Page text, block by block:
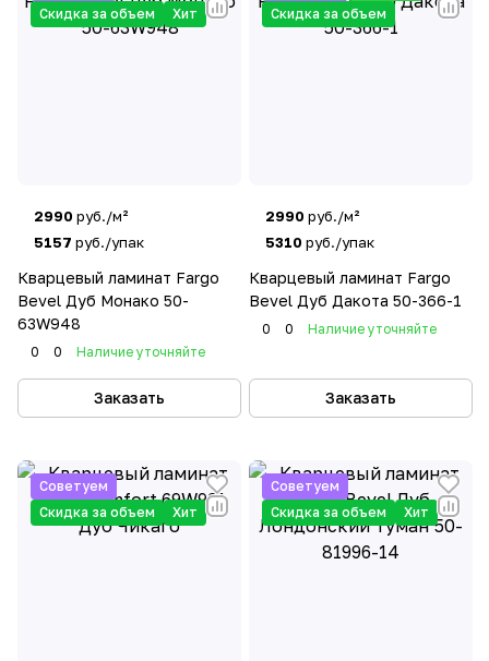
Скидка за объем
Хит
2990 руб./м²
5157 руб./упак
Кварцевый ламинат Fargo
Bevel Дуб Монако 50-
63W948
0 0 Наличие уточняйте
Заказать
Скидка за объем
2990 руб./м²
5310 руб./упак
Кварцевый ламинат Fargo
Bevel Дуб Дакота 50-366-1
0 0 Наличие уточняйте
Заказать
Советуем
Скидка за объем
Хит
Советуем
Скидка за объем
Хит